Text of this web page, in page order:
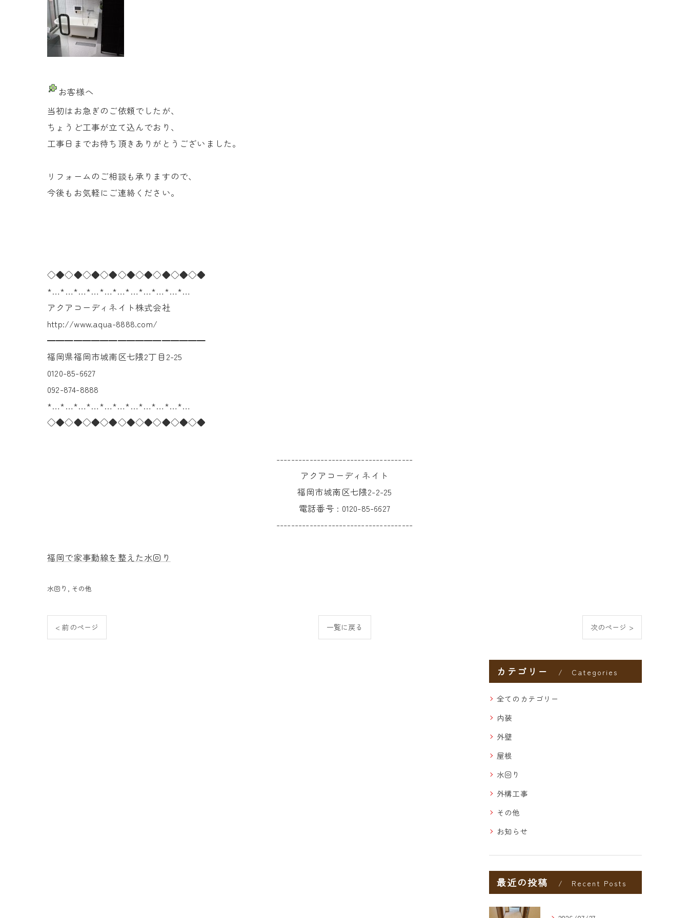
お客様へ
当初はお急ぎのご依頼でしたが、
ちょうど工事が立て込んでおり、
工事日までお待ち頂きありがとうございました。
リフォームのご相談も承りますので、
今後もお気軽にご連絡ください。
◇◆◇◆◇◆◇◆◇◆◇◆◇◆◇◆◇◆
*…*…*…*…*…*…*…*…*…*…*…
アクアコーディネイト株式会社
http://www.aqua-8888.com/
━━━━━━━━━━━━━━━━━━
福岡県福岡市城南区七隈2丁目2-25
0120-85-6627
092-874-8888
*…*…*…*…*…*…*…*…*…*…*…
◇◆◇◆◇◆◇◆◇◆◇◆◇◆◇◆◇◆
-------------------------------------
アクアコーディネイト
福岡市城南区七隈2-2-25
電話番号 : 0120-85-6627
-------------------------------------
福岡で家事動線を整えた水回り
水回り その他
< 前のページ 一覧に戻る 次のページ >
カテゴリー Categories
全てのカテゴリー
内装
外壁
屋根
水回り
外構工事
その他
お知らせ
最近の投稿 Recent Posts